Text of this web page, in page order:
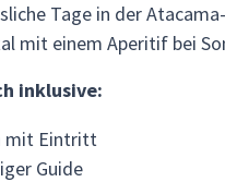
Tage in der
mit einem Aperitif bei
inklusive:
mit Eintritt
Guide